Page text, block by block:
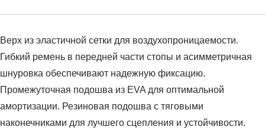
Верх из эластичной сетки для воздухопроницаемости.
Гибкий ремень в передней части стопы и асимметричная
шнуровка обеспечивают надежную фиксацию.
Промежуточная подошва из EVA для оптимальной
амортизации. Резиновая подошва с тяговыми
наконечниками для лучшего сцепления и устойчивости.